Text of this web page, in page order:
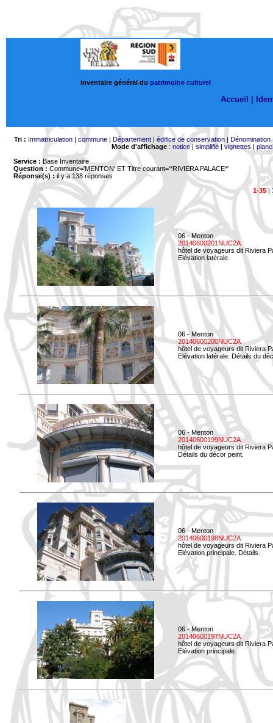
Inventaire général du patrimoine culturel
Accueil |
Tri : Immatriculation| commune| Département| édifice de conservation| Dénomination
Mode d'affichage: notice| simplifié|vignettes |
Service : Base Inventaire
Question : Commune='MENTON' ET Titre courant='*RIVIERA PALACE*'
Réponse(s) :il y a 138 réponses
1-35|
06 - Menton
20140600201NUC2A
hôtel de voyageurs dit Riviera
Elévation latérale.
06 - Menton
20140600200NUC2A
hôtel de voyageurs dit Riviera
Elévation latérale. Détails du
06 - Menton
20140600199NUC2A
hôtel de voyageurs dit Riviera
Détails du décor peint.
06 - Menton
20140600198NUC2A
hôtel de voyageurs dit Riviera
Elévation principale. Détails.
06 - Menton
20140600197NUC2A
hôtel de voyageurs dit Riviera
Elévation principale.